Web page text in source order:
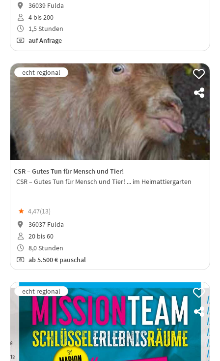
36039 Fulda
4 bis 200
1,5 Stunden
auf Anfrage
CSR – Gutes Tun für Mensch und Tier!
CSR – Gutes Tun für Mensch und Tier! ... im Heimattiergarten
★ 4,47(13)
36037 Fulda
20 bis 60
8,0 Stunden
ab5.500 € pauschal